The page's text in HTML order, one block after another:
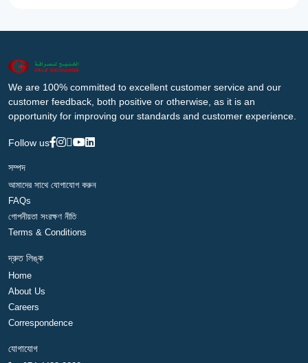
We are 100% committed to excellent customer service and our
customer feedback, both positive or otherwise, as it is an
opportunity for improving our standards and customer experience.
Follow us
সম্পদ
আমাদের সাথে যোগাযোগ করুন
FAQs
গোপনীয়তা সংরক্ষণ নীতি
Terms & Conditions
দ্রুত লিঙ্ক
Home
About Us
Careers
Correspondence
যোগাযোগ